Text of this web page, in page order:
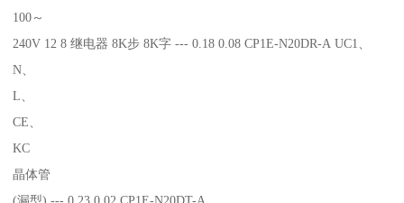
100～
240V 12 8 继电器 8K步 8K字 --- 0.18 0.08 CP1E-N20DR-A UC1、
N、
L、
CE、
KC
晶体管